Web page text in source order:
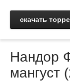
скачать
Нандор
мангуст